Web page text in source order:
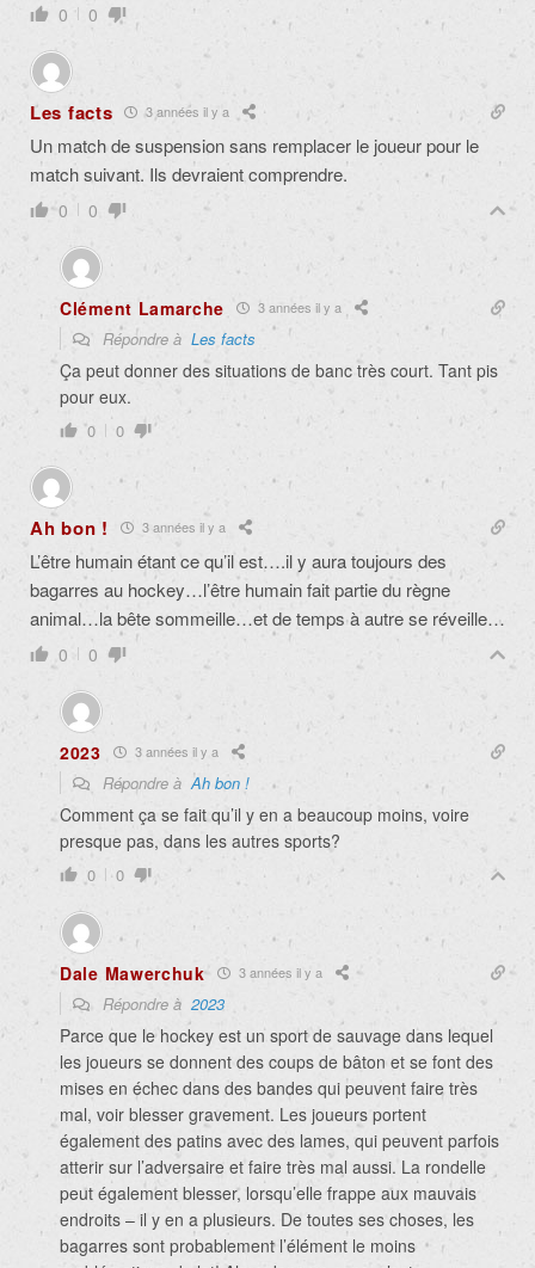
0 0
Les facts 3 années il y a
Un match de suspension sans remplacer le joueur pour le
match suivant. Ils devraient comprendre.
0 0
Clément Lamarche 3 années il y a
Répondre à Les facts
Ça peut donner des situations de banc très court. Tant pis
pour eux.
0 0
Ah bon ! 3 années il y a
L’être humain étant ce qu’il est….il y aura toujours des
bagarres au hockey…l’être humain fait partie du règne
animal…la bête sommeille…et de temps à autre se réveille…
0 0
2023 3 années il y a
Répondre àAh bon !
Comment ça se fait qu’il y en a beaucoup moins, voire
presque pas, dans les autres sports?
0 0
Dale Mawerchuk 3 années il y a
Répondre à 2023
Parce que le hockey est un sport de sauvage dans lequel
les joueurs se donnent des coups de bâton et se font des
mises en échec dans des bandes qui peuvent faire très
mal, voir blesser gravement. Les joueurs portent
également des patins avec des lames, qui peuvent parfois
atterir sur l’adversaire et faire très mal aussi. La rondelle
peut également blesser, lorsqu’elle frappe aux mauvais
endroits – il y en a plusieurs. De toutes ses choses, les
bagarres sont probablement l’élément le moins